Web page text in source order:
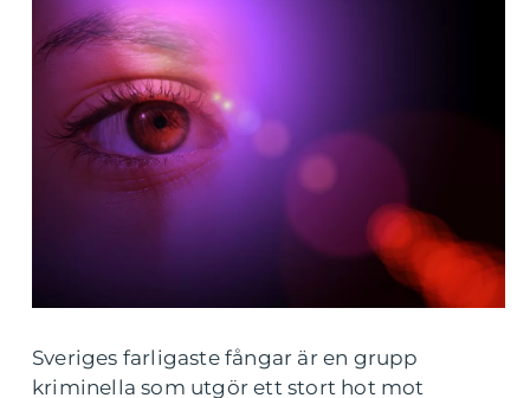
Sveriges farligaste fångar är en grupp
kriminella som utgör ett stort hot mot